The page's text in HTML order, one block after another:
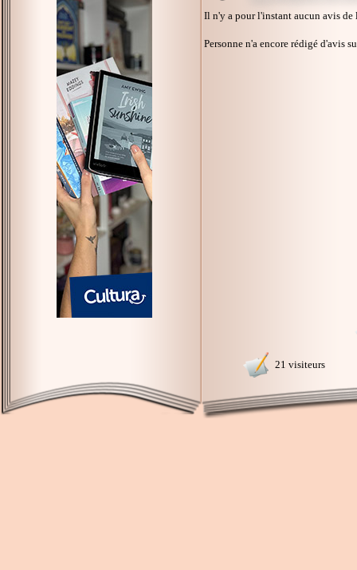
Il n'y a pour l'instant aucun avis
Personne n'a encore rédigé d'avis
21 visiteurs